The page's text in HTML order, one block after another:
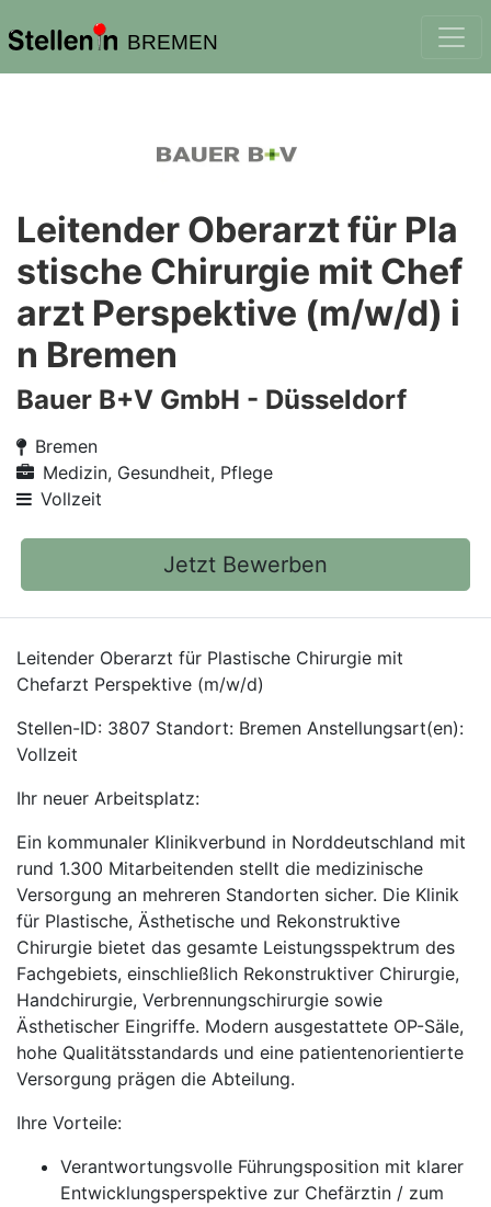
BREMEN
Leitender Oberarzt für Pla
stische Chirurgie mit Chef
arzt Perspektive (m/w/d) i
n Bremen
Bauer B+V GmbH - Düsseldorf
Bremen
Medizin, Gesundheit, Pflege
Vollzeit
Jetzt Bewerben
Leitender Oberarzt für Plastische Chirurgie mit
Chefarzt Perspektive (m/w/d)
Stellen-ID: 3807 Standort: Bremen Anstellungsart(en):
Vollzeit
Ihr neuer Arbeitsplatz:
Ein kommunaler Klinikverbund in Norddeutschland mit
rund 1.300 Mitarbeitenden stellt die medizinische
Versorgung an mehreren Standorten sicher. Die Klinik
für Plastische, Ästhetische und Rekonstruktive
Chirurgie bietet das gesamte Leistungsspektrum des
Fachgebiets, einschließlich Rekonstruktiver Chirurgie,
Handchirurgie, Verbrennungschirurgie sowie
Ästhetischer Eingriffe. Modern ausgestattete OP-Säle,
hohe Qualitätsstandards und eine patientenorientierte
Versorgung prägen die Abteilung.
Ihre Vorteile:
Verantwortungsvolle Führungsposition mit klarer
Entwicklungsperspektive zur Chefärztin / zum